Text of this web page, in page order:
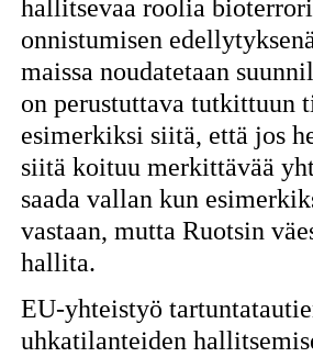
hallitsevaa roolia
onnistumisen
maissa noudatetaan
on perustuttava tutkittuun
esimerkiksi siitä, että jos
siitä koituu merkittävää
saada vallan kun
vastaan, mutta Ruotsin
hallita.
EU-yhteistyö
uhkatilanteiden